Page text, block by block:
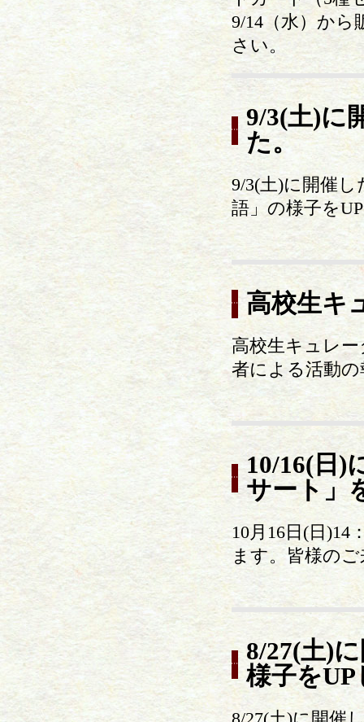
9/14（水）か
さい。
9/3(土)に
た。
9/3(土)に開催
語」の様子を
高校生キ
高校生キュレ
者による活動
10/16(日)
サート」
10月16日(日
ます。皆様の
8/27(土)
様子を